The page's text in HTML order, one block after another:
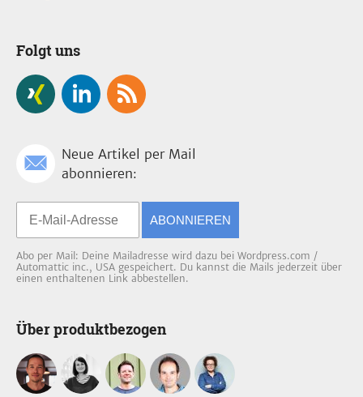
Folgt uns
Neue Artikel per Mail
abonnieren:
ABONNIEREN
Abo per Mail: Deine Mailadresse wird dazu bei Wordpress.com /
Automattic inc., USA gespeichert. Du kannst die Mails jederzeit über
einen enthaltenen Link abbestellen.
Über produktbezogen